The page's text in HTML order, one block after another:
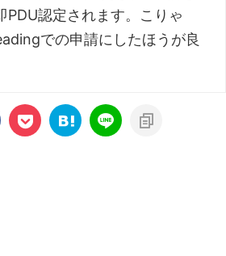
PDU認定されます。こりゃ
での申請にしたほうが良